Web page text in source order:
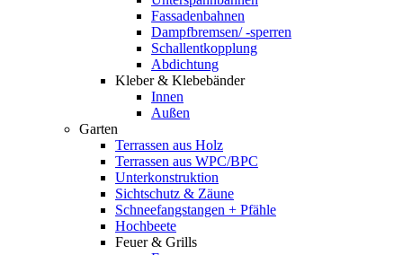
Fassadenbahnen
Dampfbremsen/ -sperren
Schallentkopplung
Abdichtung
Kleber & Klebebänder
Innen
Außen
Garten
Terrassen aus Holz
Terrassen aus WPC/BPC
Unterkonstruktion
Sichtschutz & Zäune
Schneefangstangen + Pfähle
Hochbeete
Feuer & Grills